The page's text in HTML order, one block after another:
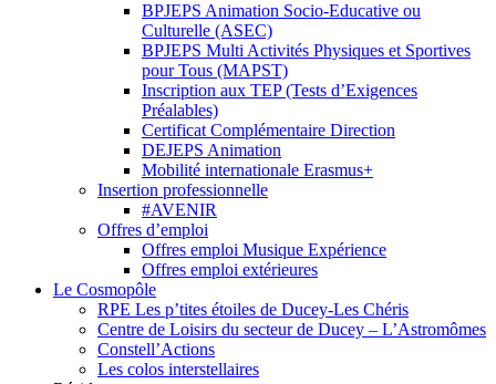
BPJEPS Animation Socio-Educative ou
Culturelle (ASEC)
BPJEPS Multi Activités Physiques et Sportives
pour Tous (MAPST)
Inscription aux TEP (Tests d’Exigences
Préalables)
Certificat Complémentaire Direction
DEJEPS Animation
Mobilité internationale Erasmus+
Insertion professionnelle
#AVENIR
Offres d’emploi
Offres emploi Musique Expérience
Offres emploi extérieures
Le Cosmopôle
RPE Les p’tites étoiles de Ducey-Les Chéris
Centre de Loisirs du secteur de Ducey – L’Astromômes
Constell’Actions
Les colos interstellaires